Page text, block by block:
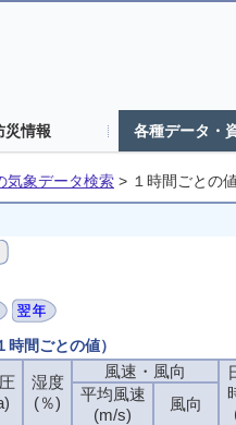
災情報 各種データ・
気象データ検索 > １時間ごとの
間ごとの値）
湿度
(％)
風速・風向
平均風速
(m/s)
風向